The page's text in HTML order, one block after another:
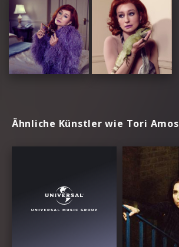
Ähnliche Künstler wie Tori Amos